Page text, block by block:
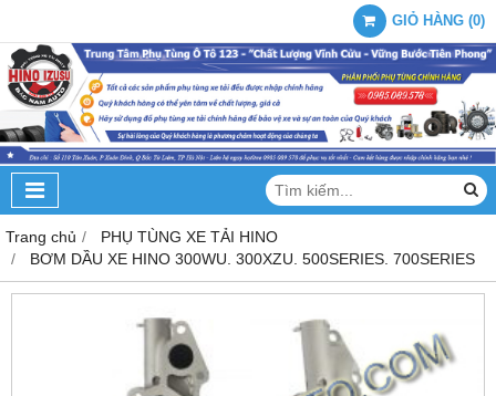
GIỎ HÀNG (0)
Trang chủ
PHỤ TÙNG XE TẢI HINO
BƠM DẦU XE HINO 300WU. 300XZU. 500SERIES. 700SERIES